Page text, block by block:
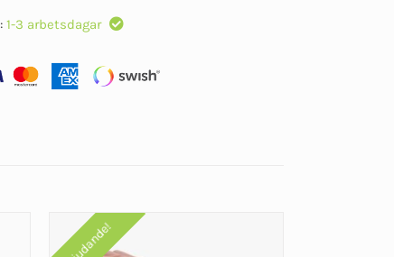
: 1-3 arbetsdagar